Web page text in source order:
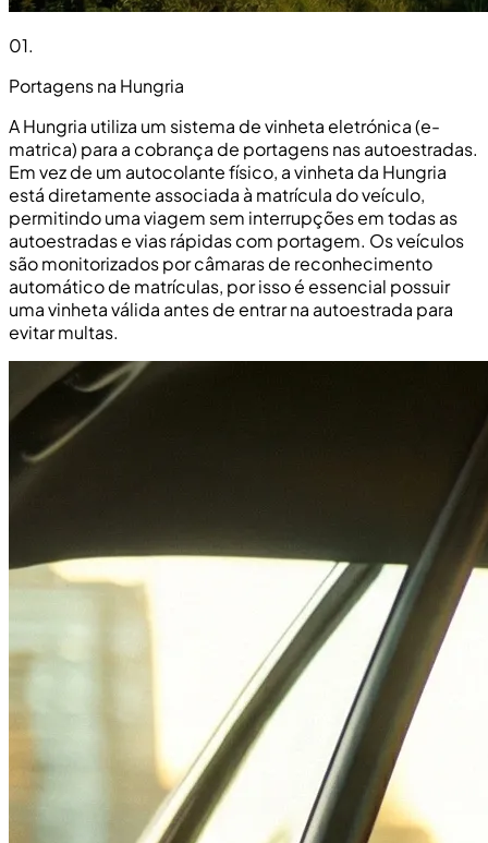
01.
Portagens na Hungria
A Hungria utiliza um sistema de vinheta eletrónica (e-
matrica) para a cobrança de portagens nas autoestradas.
Em vez de um autocolante físico, a vinheta da Hungria
está diretamente associada à matrícula do veículo,
permitindo uma viagem sem interrupções em todas as
autoestradas e vias rápidas com portagem. Os veículos
são monitorizados por câmaras de reconhecimento
automático de matrículas, por isso é essencial possuir
uma vinheta válida antes de entrar na autoestrada para
evitar multas.